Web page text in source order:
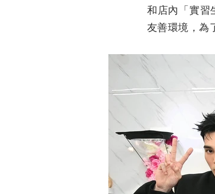
和店內「實習
友善環境，為